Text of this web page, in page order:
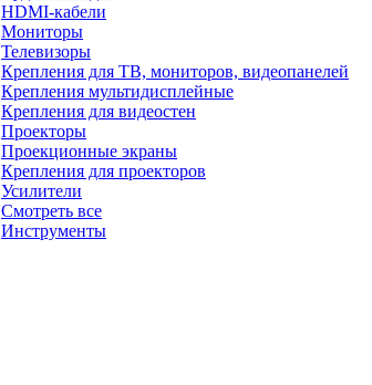
HDMI-кабели
Мониторы
Телевизоры
Крепления для ТВ, мониторов, видеопанелей
Крепления мультидисплейные
Крепления для видеостен
Проекторы
Проекционные экраны
Крепления для проекторов
Усилители
Смотреть все
Инструменты